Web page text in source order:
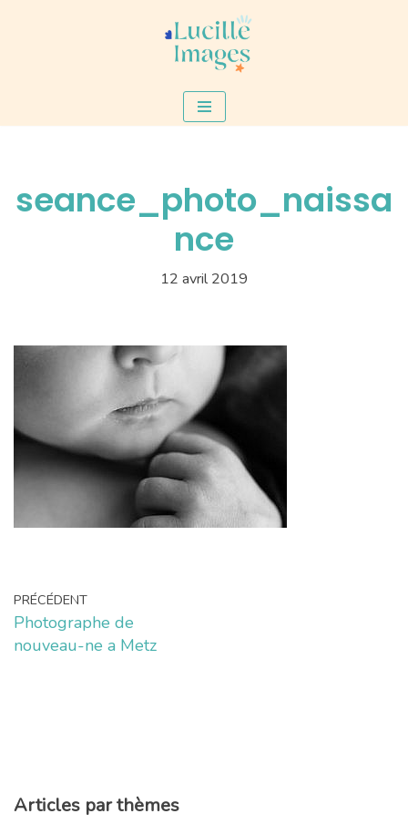
seance_photo_naissa
nce
12 avril 2019
PRÉCÉDENT
Photographe de
nouveau-ne a Metz
Articles par thèmes